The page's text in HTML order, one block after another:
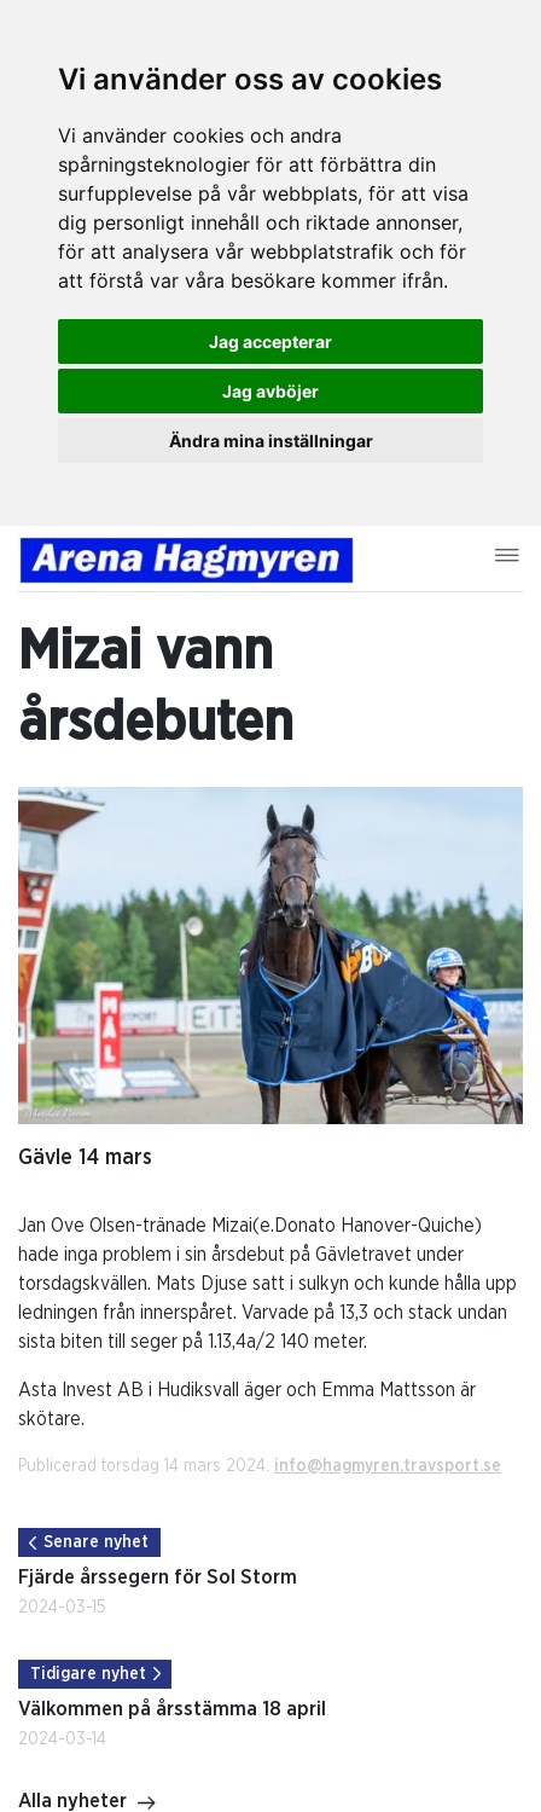
Vi använder oss av cookies
Vi använder cookies och andra
spårningsteknologier för att förbättra din
surfupplevelse på vår webbplats, för att visa
dig personligt innehåll och riktade annonser,
för att analysera vår webbplatstrafik och för
att förstå var våra besökare kommer ifrån.
Jag accepterar
Jag avböjer
Ändra mina inställningar
Mizai vann
årsdebuten
Gävle 14 mars
Jan Ove Olsen-tränade Mizai(e.Donato Hanover-Quiche)
hade inga problem i sin årsdebut på Gävletravet under
torsdagskvällen. Mats Djuse satt i sulkyn och kunde hålla upp
ledningen från innerspåret. Varvade på 13,3 och stack undan
sista biten till seger på 1.13,4a/2 140 meter.
Asta Invest AB i Hudiksvall äger och Emma Mattsson är
skötare.
Publicerad torsdag 14 mars 2024. info@hagmyren.travsport.se
Senare nyhet
Fjärde årssegern för Sol Storm
2024-03-15
Tidigare nyhet
Välkommen på årsstämma 18 april
2024-03-14
Alla nyheter